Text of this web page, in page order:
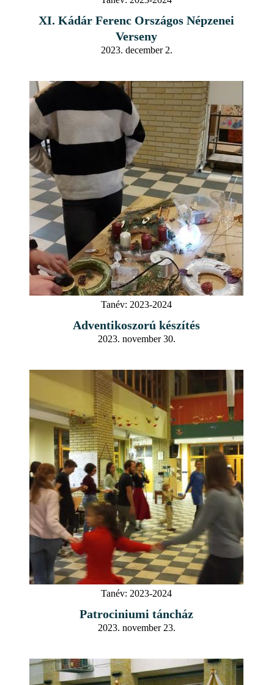
XI. Kádár Ferenc Országos Népzenei
Verseny
2023. december 2.
Tanév: 2023-2024
Adventikoszorú készítés
2023. november 30.
Tanév: 2023-2024
Patrociniumi táncház
2023. november 23.